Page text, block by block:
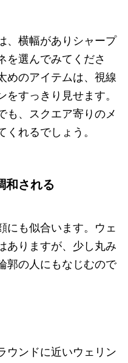
、横幅がありシャープ
を選んでみてくださ
めのアイテムは、視線
すっきり見せます。
も、スクエア寄りのメ
くれるでしょう。
和される
にも似合います。ウェ
ありますが、少し丸み
郭の人にもなじむので
ウンドに近いウェリン